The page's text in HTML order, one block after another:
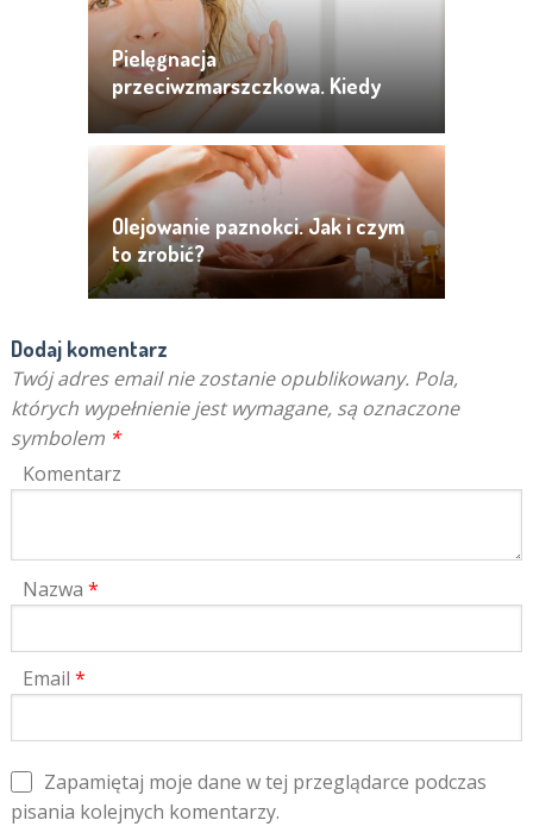
Pielęgnacja
przeciwzmarszczkowa. Kiedy
zacząć i jakich kosmetyków użyć?
Olejowanie paznokci. Jak i czym
to zrobić?
Dodaj komentarz
Twój adres email nie zostanie opublikowany. Pola,
których wypełnienie jest wymagane, są oznaczone
symbolem *
Komentarz
Nazwa *
Email *
Zapamiętaj moje dane w tej przeglądarce podczas
pisania kolejnych komentarzy.